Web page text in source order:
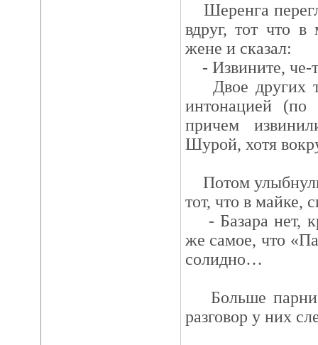
Шеренга
вдруг, тот что в
жене и сказал:
- Извините,
Двое других
интонацией
причем
Шурой, хотя
Потом
тот, что в майке,
- Базара нет,
же самое, что
солидно…
Больше парни
разговор у них